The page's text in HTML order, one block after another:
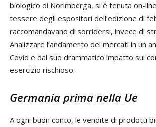
biologico di Norimberga, si è tenuta on-
tessere degli espositori dell’edizione di
raccomandavano di sorridersi, invece di
Analizzare l’andamento dei mercati in un
Covid e dal suo drammatico impatto sui
esercizio rischioso.
Germania prima nella Ue
A ogni buon conto, le vendite di prodotti